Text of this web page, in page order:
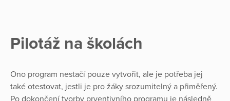
Pilotáž na školách
Ono program nestačí pouze vytvořit, ale je potřeba jej
také otestovat, jestli je pro žáky srozumitelný a přiměřený.